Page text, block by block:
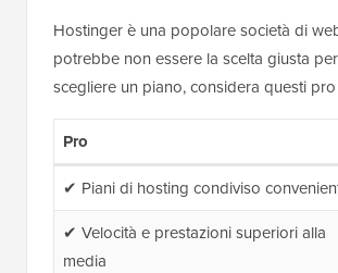
Hostinger è una popolare società di
potrebbe non essere la scelta giusta
scegliere un piano, considera questi
Pro
✔ Piani di hosting condiviso
✔ Velocità e prestazioni superiori alla
media